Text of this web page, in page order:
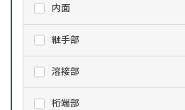
内面
継手部
溶接部
桁端部